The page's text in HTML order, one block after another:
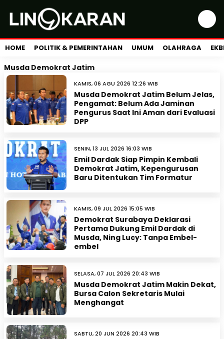
HOME POLITIK & PEMERINTAHAN UMUM OLAHRAGA
Musda Demokrat Jatim
KAMIS, 06 AGU 2026 12:26 WIB
Musda Demokrat Jatim Belum Jelas,
Pengamat: Belum Ada Jaminan
Pengurus Saat Ini Aman dari Evaluasi
DPP
SENIN, 13 JUL 2026 16:03 WIB
Emil Dardak Siap Pimpin Kembali
Demokrat Jatim, Kepengurusan
Baru Ditentukan Tim Formatur
KAMIS, 09 JUL 2026 15:05 WIB
Demokrat Surabaya Deklarasi
Pertama Dukung Emil Dardak di
Musda, Ning Lucy: Tanpa Embel-
embel
SELASA, 07 JUL 2026 20:43 WIB
Musda Demokrat Jatim Makin Dekat,
Bursa Calon Sekretaris Mulai
Menghangat
SABTU, 20 JUN 2026 20:43 WIB